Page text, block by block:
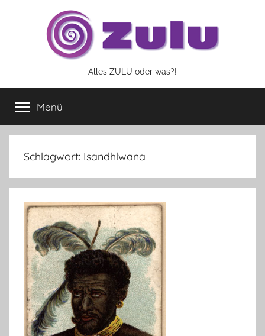
Alles ZULU oder was?!
Menü
Schlagwort: Isandhlwana